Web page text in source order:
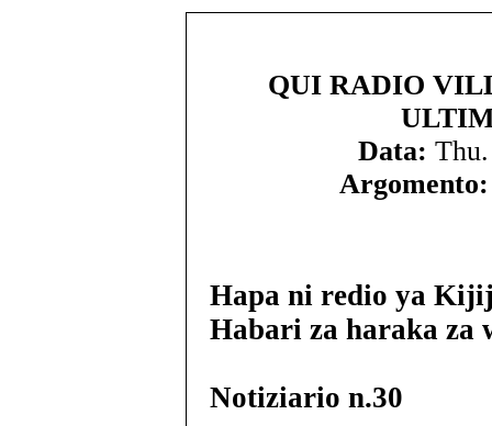
QUI RADIO
Data:
Argomento:
Hapa ni redio ya
Habari za haraka za
Notiziario n.30